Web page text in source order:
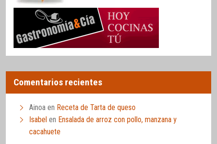
Comentarios recientes
Ainoa en Receta de Tarta de queso
Isabel en Ensalada de arroz con pollo, manzana y
cacahuete